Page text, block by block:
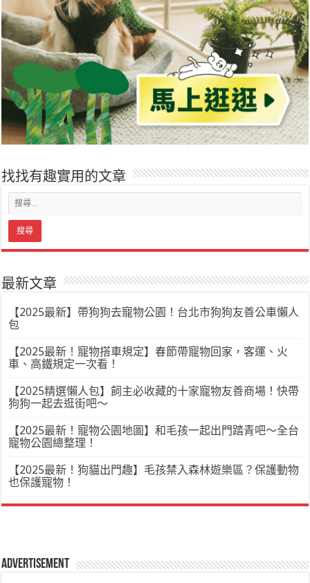
找找有趣實用的文章
最新文章
【2025最新】帶狗狗去寵物公園！台北市狗狗友善公車懶人
包
【2025最新！寵物搭車規定】春節帶寵物回家，客運、火
車、高鐵規定一次看！
【2025精選懶人包】飼主必收藏的十家寵物友善商場！快帶
狗狗一起去逛街吧～
【2025最新！寵物公園地圖】和毛孩一起出門踏青吧～全台
寵物公園總整理！
【2025最新！狗貓出門趣】毛孩禁入森林遊樂區？保護動物
也保護寵物！
Advertisement